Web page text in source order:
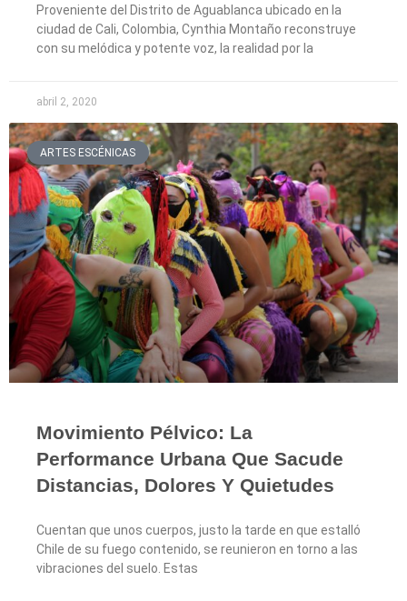
Proveniente del Distrito de Aguablanca ubicado en la
ciudad de Cali, Colombia, Cynthia Montaño reconstruye
con su melódica y potente voz, la realidad por la
abril 2, 2020
ARTES ESCÉNICAS
Movimiento Pélvico: La
Performance Urbana Que Sacude
Distancias, Dolores Y Quietudes
Cuentan que unos cuerpos, justo la tarde en que estalló
Chile de su fuego contenido, se reunieron en torno a las
vibraciones del suelo. Estas